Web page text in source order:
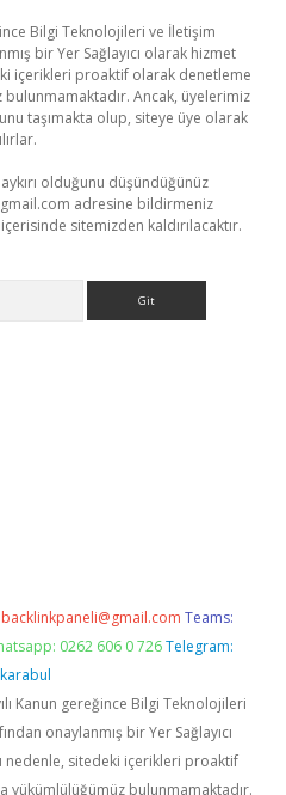
Bilgi Teknolojileri ve İletişim
bir Yer Sağlayıcı olarak hizmet
içerikleri proaktif olarak denetleme
Ancak, üyelerimiz
taşımakta olup, siteye üye olarak
olduğunu düşündüğünüz
adresine bildirmeniz
sitemizden kaldırılacaktır.
backlinkpaneli@gmail.com Teams:
0262 606 0 726 Telegram:
Kanun gereğince Bilgi Teknolojileri
onaylanmış bir Yer Sağlayıcı
nedenle, sitedeki içerikleri proaktif
yükümlülüğümüz bulunmamaktadır.